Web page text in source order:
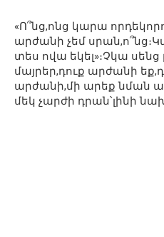
«Ո՞նց,ոնց կարա
արժանի չեմ
տես ովա եկել»։Չկա
մայրեր,դուք արժանի
արժանի,մի արեք նման
մեկ չարժի դրան՝լինի